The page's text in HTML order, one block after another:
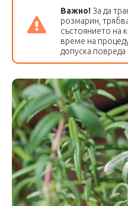
Важно! За да
розмарин,
състоянието на
време на
допуска